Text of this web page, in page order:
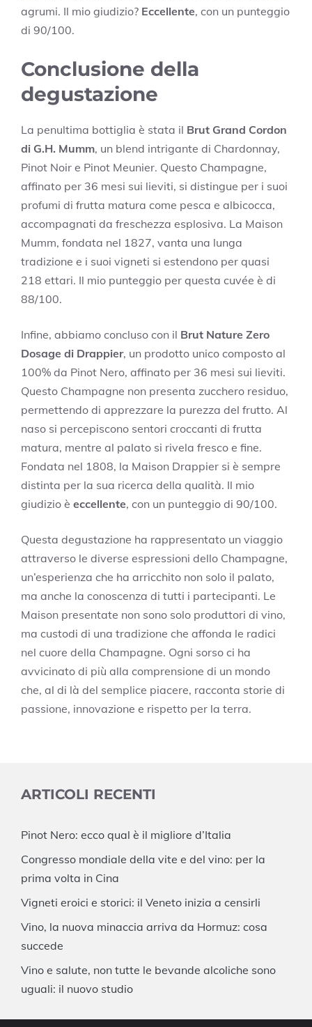
agrumi. Il mio giudizio? Eccellente, con un punteggio
di 90/100.
Conclusione della
degustazione
La penultima bottiglia è stata il Brut Grand Cordon
di G.H. Mumm, un blend intrigante di Chardonnay,
Pinot Noir e Pinot Meunier. Questo Champagne,
affinato per 36 mesi sui lieviti, si distingue per i suoi
profumi di frutta matura come pesca e albicocca,
accompagnati da freschezza esplosiva. La Maison
Mumm, fondata nel 1827, vanta una lunga
tradizione e i suoi vigneti si estendono per quasi
218 ettari. Il mio punteggio per questa cuvée è di
88/100.
Infine, abbiamo concluso con il Brut Nature Zero
Dosage di Drappier, un prodotto unico composto al
100% da Pinot Nero, affinato per 36 mesi sui lieviti.
Questo Champagne non presenta zucchero residuo,
permettendo di apprezzare la purezza del frutto. Al
naso si percepiscono sentori croccanti di frutta
matura, mentre al palato si rivela fresco e fine.
Fondata nel 1808, la Maison Drappier si è sempre
distinta per la sua ricerca della qualità. Il mio
giudizio è eccellente, con un punteggio di 90/100.
Questa degustazione ha rappresentato un viaggio
attraverso le diverse espressioni dello Champagne,
un’esperienza che ha arricchito non solo il palato,
ma anche la conoscenza di tutti i partecipanti. Le
Maison presentate non sono solo produttori di vino,
ma custodi di una tradizione che affonda le radici
nel cuore della Champagne. Ogni sorso ci ha
avvicinato di più alla comprensione di un mondo
che, al di là del semplice piacere, racconta storie di
passione, innovazione e rispetto per la terra.
ARTICOLI RECENTI
Pinot Nero: ecco qual è il migliore d’Italia
Congresso mondiale della vite e del vino: per la
prima volta in Cina
Vigneti eroici e storici: il Veneto inizia a censirli
Vino, la nuova minaccia arriva da Hormuz: cosa
succede
Vino e salute, non tutte le bevande alcoliche sono
uguali: il nuovo studio